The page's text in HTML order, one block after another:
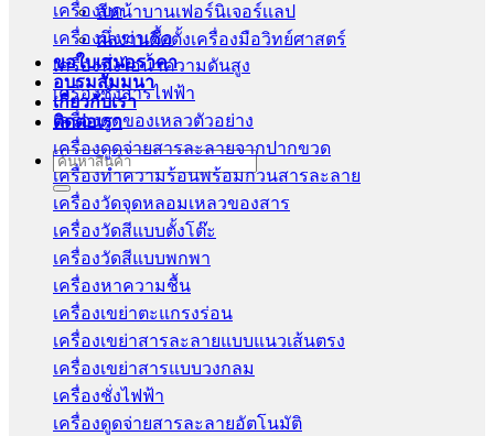
สีหน้าบานเฟอร์นิเจอร์เเลป
ผลงานติดตั้งเครื่องมือวิทย์ศาสตร์
ขอใบเสนอราคา
อบรมสัมมนา
เกี่ยวกับเรา
ติดต่อเรา
Search
for:
เครื่องบด
เครื่องนึ่งฆ่าเชื้อ
เครื่องนึ่งไอน้ำความดันสูง
เครื่องชั่งสารไฟฟ้า
เครื่องดูดของเหลวตัวอย่าง
เครื่องดูดจ่ายสารละลายจากปากขวด
เครื่องทำความร้อนพร้อมกวนสารละลาย
เครื่องวัดจุดหลอมเหลวของสาร
เครื่องวัดสีแบบตั้งโต๊ะ
เครื่องวัดสีแบบพกพา
เครื่องหาความชื้น
เครื่องเขย่าตะแกรงร่อน
เครื่องเขย่าสารละลายแบบแนวเส้นตรง
เครื่องเขย่าสารแบบวงกลม
เครื่องชั่งไฟฟ้า
เครื่องดูดจ่ายสารละลายอัตโนมัติ